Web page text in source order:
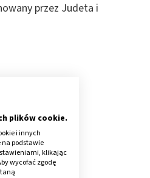
przez Judeta i
plików cookie.
i innych
podstawie
klikając
wycofać zgodę